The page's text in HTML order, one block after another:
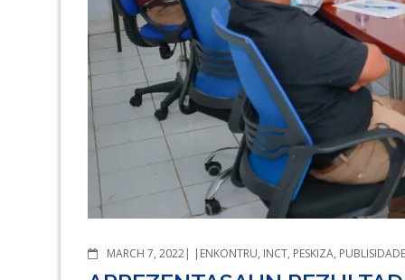
MARCH 7, 2022 COMMENTS
ENKONTRU, INCT, PESKIZA,